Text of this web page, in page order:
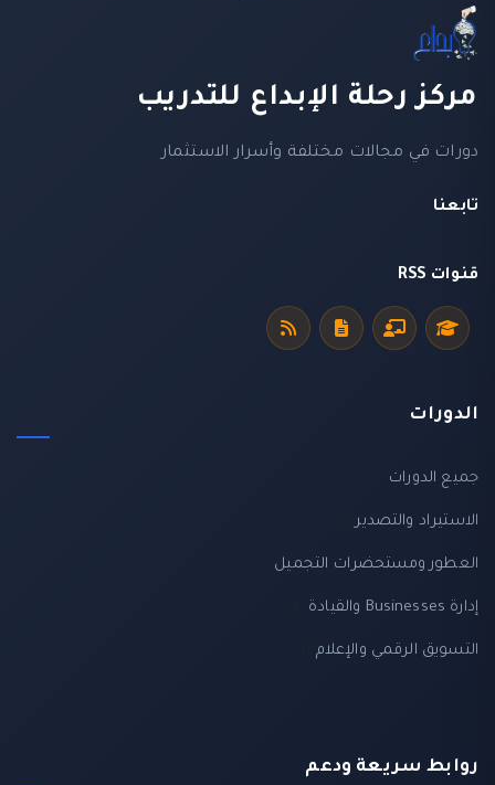
مركز رحلة الإبداع للتدريب
دورات في مجالات مختلفة وأسرار الاستثمار
تابعنا
قنوات RSS
الدورات
جميع الدورات
الاستيراد والتصدير(1)
العطور ومستحضرات التجميل(1)
إدارة Businesses والقيادة (1)
التسويق الرقمي والإعلام(1)
روابط سريعة ودعم